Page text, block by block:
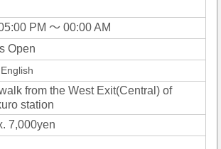
PM ～ 00:00 AM
Open
from the West Exit(Central) of
station
7,000yen